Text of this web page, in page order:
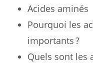
Acides aminés
Pourquoi les
importants ?
Quels sont les